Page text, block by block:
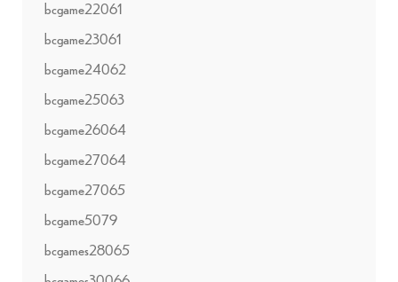
bcgame22061
bcgame23061
bcgame24062
bcgame25063
bcgame26064
bcgame27064
bcgame27065
bcgame5079
bcgames28065